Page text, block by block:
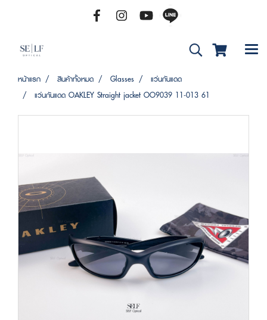
หน้าแรก สินค้าทั้งหมด Glasses
แว่นกันแดด
แว่นกันแดด OAKLEY Straight jacket OO9039 11-013 61